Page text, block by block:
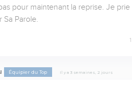
pour maintenant la reprise. Je
Sa Parole.
Équipier du Top Il y a 3 semaines, 2 jours